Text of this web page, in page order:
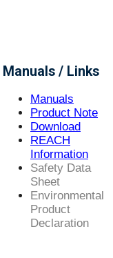
Manuals / Links
Manuals
Product Note
Download
REACH
Information
Safety Data
Sheet
Environmental
Product
Declaration